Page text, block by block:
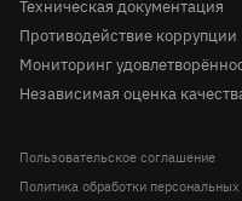
Техническая документация
Противодействие коррупции
Мониторинг
Независимая оценка
Пользовательское соглашение
Политика обработки